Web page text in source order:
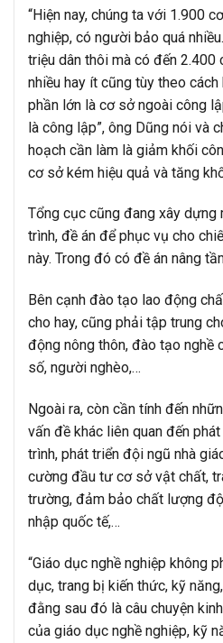
“Hiện nay, chúng ta với 1.900
nghiệp, có người bảo quá
triệu dân thôi mà có đến
nhiều hay ít cũng tùy theo
phần lớn là cơ sở ngoài công
là công lập”, ông Dũng nói và
hoạch cần làm là giảm khối
cơ sở kém hiệu quả và tăng
Tổng cục cũng đang xây
trình, đề án để phục vụ cho
này. Trong đó có đề án nâng
Bên cạnh đào tạo lao động
cho hay, cũng phải tập trung
động nông thôn, đào tạo nghề
số, người nghèo,…
Ngoài ra, còn cần tính đến
vấn đề khác liên quan đến
trình, phát triển đội ngũ nhà
cường đầu tư cơ sở vật chất,
trường, đảm bảo chất lượng
nhập quốc tế,…
“Giáo dục nghề nghiệp không
dục, trang bị kiến thức, kỹ
đằng sau đó là câu chuyện
của giáo dục nghề nghiệp, kỹ